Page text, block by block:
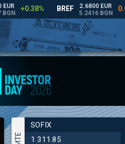
SOFIX
1 311.85